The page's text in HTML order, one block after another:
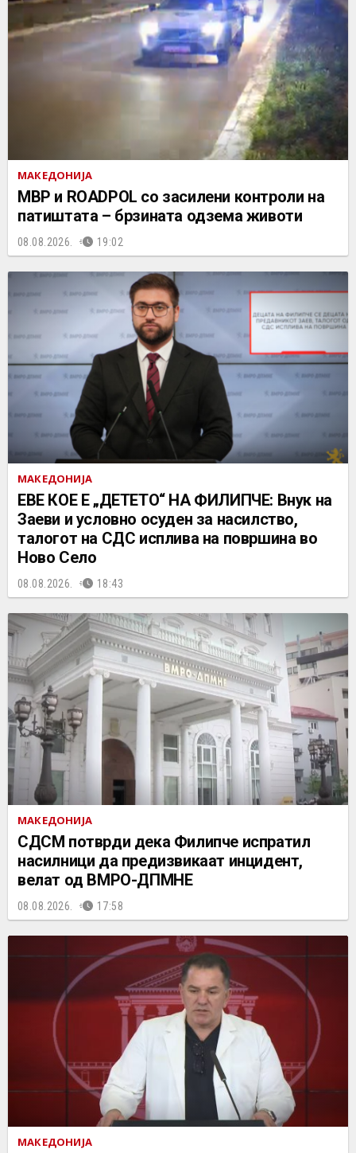
МАКЕДОНИЈА
МВР и ROADPOL со засилени контроли на
патиштата – брзината одзема животи
08.08.2026. 19:02
МАКЕДОНИЈА
ЕВЕ КОЕ Е „ДЕТЕТО“ НА ФИЛИПЧЕ: Внук на
Заеви и условно осуден за насилство,
талогот на СДС исплива на површина во
Ново Село
08.08.2026. 18:43
МАКЕДОНИЈА
СДСМ потврди дека Филипче испратил
насилници да предизвикаат инцидент,
велат од ВМРО-ДПМНЕ
08.08.2026. 17:58
МАКЕДОНИЈА